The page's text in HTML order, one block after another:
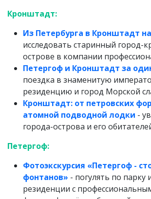
Кронштадт:
Из Петербурга в Кронштадт
исследовать старинный город-
острове в компании
Петергоф и Кронштадт за
поездка в знаменитую
резиденцию и город Морской
Кронштадт: от петровских
атомной подводной лодки -
города-острова и его
Петергоф:
Фотоэкскурсия «Петергоф -
фонтанов» - погулять по парку
резиденции с